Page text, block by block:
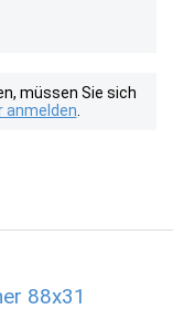
müssen Sie sich
anmelden
88x31